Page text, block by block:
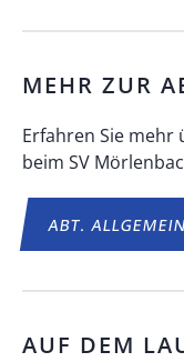
MEHR ZUR
Erfahren Sie mehr
beim SV
ABT.ALLGEMEIN
AUF DEM